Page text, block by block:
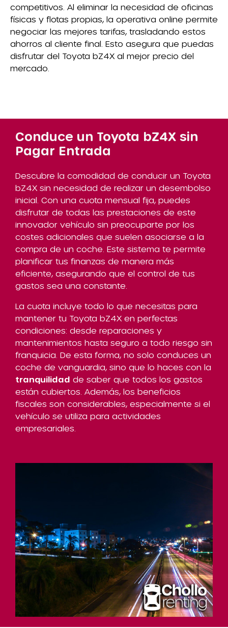
competitivos. Al eliminar la necesidad de oficinas
físicas y flotas propias, la operativa online permite
negociar las mejores tarifas, trasladando estos
ahorros al cliente final. Esto asegura que puedas
disfrutar del Toyota bZ4X al mejor precio del
mercado.
Conduce un Toyota bZ4X sin
Pagar Entrada
Descubre la comodidad de conducir un Toyota
bZ4X sin necesidad de realizar un desembolso
inicial. Con una cuota mensual fija, puedes
disfrutar de todas las prestaciones de este
innovador vehículo sin preocuparte por los
costes adicionales que suelen asociarse a la
compra de un coche. Este sistema te permite
planificar tus finanzas de manera más
eficiente, asegurando que el control de tus
gastos sea una constante.
La cuota incluye todo lo que necesitas para
mantener tu Toyota bZ4X en perfectas
condiciones: desde reparaciones y
mantenimientos hasta seguro a todo riesgo sin
franquicia. De esta forma, no solo conduces un
coche de vanguardia, sino que lo haces con la
tranquilidad de saber que todos los gastos
están cubiertos. Además, los beneficios
fiscales son considerables, especialmente si el
vehículo se utiliza para actividades
empresariales.